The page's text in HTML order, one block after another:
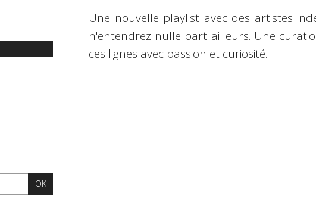
Une nouvelle playlist avec des artistes
n'entendrez nulle part ailleurs. Une
ces lignes avec passion et curiosité.